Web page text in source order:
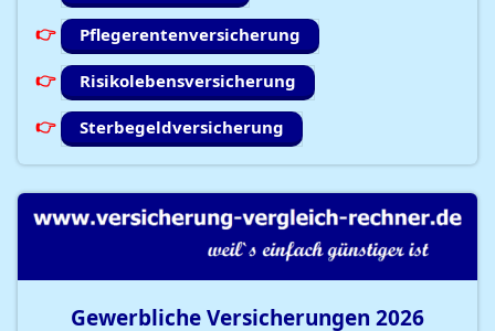
Pflegerentenversicherung
Risikolebensversicherung
Sterbegeldversicherung
Gewerbliche Versicherungen 2026